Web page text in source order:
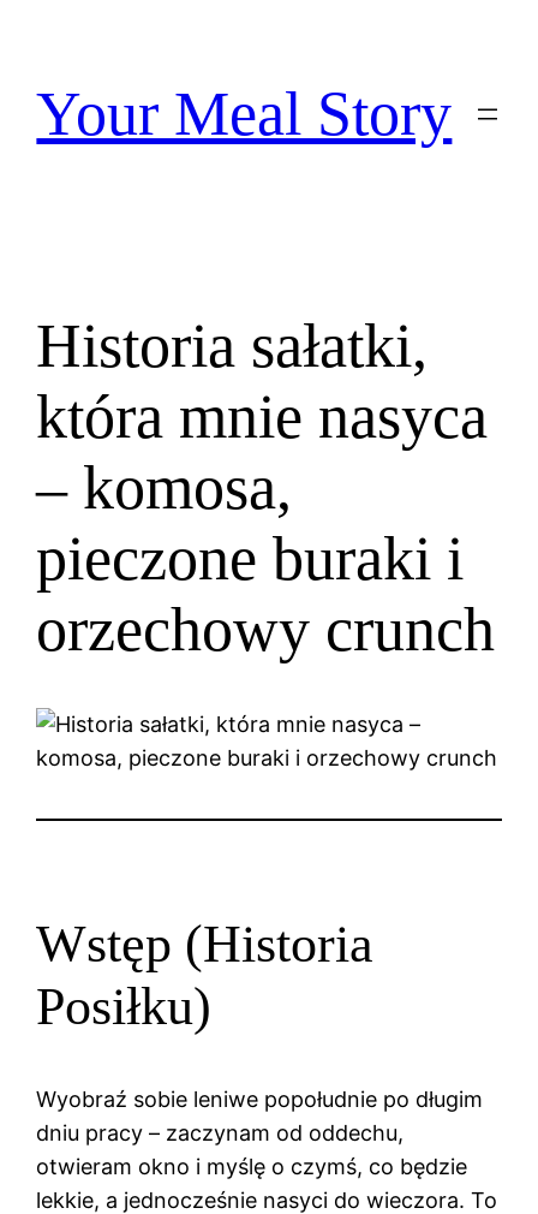
treściYour Meal Story
Historia sałatki,
która mnie nasyca
– komosa,
pieczone buraki i
orzechowy crunch
Wstęp (Historia
Posiłku)
Wyobraź sobie leniwe popołudnie po długim
dniu pracy – zaczynam od oddechu,
otwieram okno i myślę o czymś, co będzie
lekkie, a jednocześnie nasyci do wieczora. To